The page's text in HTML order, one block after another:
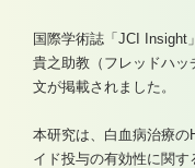
国際学術誌「JCI Insight
貴之助教（フレッドハ
文が掲載されました。
本研究は、白血病治療の
イド投与の有効性に関す